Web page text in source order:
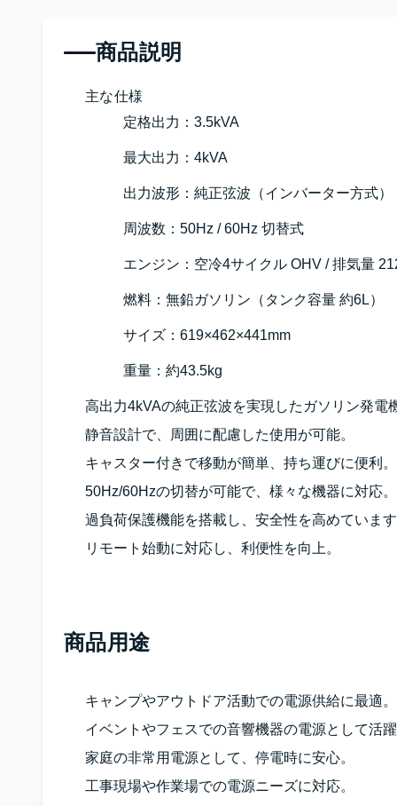
商品説明
主な仕様
定格出力：3.5kVA
最大出力：4kVA
出力波形：純正弦波（インバーター方式）
周波数：50Hz / 60Hz 切替式
エンジン：空冷4サイクル OHV / 排気量
燃料：無鉛ガソリン（タンク容量 約6L）
サイズ：619×462×441mm
重量：約43.5kg
高出力4kVAの純正弦波を実現したガソリン発電
静音設計で、周囲に配慮した使用が可能。
キャスター付きで移動が簡単、持ち運びに便利。
50Hz/60Hzの切替が可能で、様々な機器に対応。
過負荷保護機能を搭載し、安全性を高めていま
リモート始動に対応し、利便性を向上。
商品用途
キャンプやアウトドア活動での電源供給に最適。
イベントやフェスでの音響機器の電源として活
家庭の非常用電源として、停電時に安心。
工事現場や作業場での電源ニーズに対応。